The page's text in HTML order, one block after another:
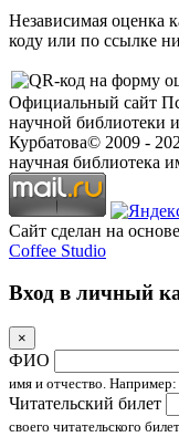
Независимая оценка
коду или по ссылке
Официальный сайт
научной библиотеки
Курбатова© 2009 -
научная библиотека
Сайт сделан на
Coffee Studio
Вход в личный
×
ФИО
имя и отчество.
Читательский билет
своего читательского